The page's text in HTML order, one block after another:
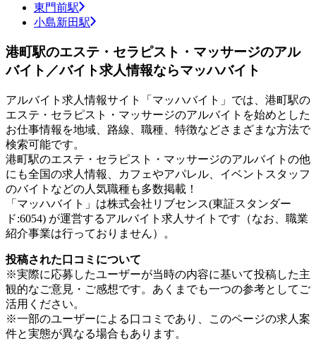
東門前駅
小島新田駅
港町駅のエステ・セラピスト・マッサージのアル
バイト／バイト求人情報ならマッハバイト
アルバイト求人情報サイト「マッハバイト」では、港町駅の
エステ・セラピスト・マッサージのアルバイトを始めとした
お仕事情報を地域、路線、職種、特徴などさまざまな方法で
検索可能です。
港町駅のエステ・セラピスト・マッサージのアルバイトの他
にも全国の求人情報、カフェやアパレル、イベントスタッフ
のバイトなどの人気職種も多数掲載！
「マッハバイト」は株式会社リブセンス(東証スタンダー
ド:6054) が運営するアルバイト求人サイトです（なお、職業
紹介事業は行っておりません）。
投稿された口コミについて
※実際に応募したユーザーが当時の内容に基いて投稿した主
観的なご意見・ご感想です。あくまでも一つの参考としてご
活用ください。
※一部のユーザーによる口コミであり、このページの求人案
件と実態が異なる場合もあります。